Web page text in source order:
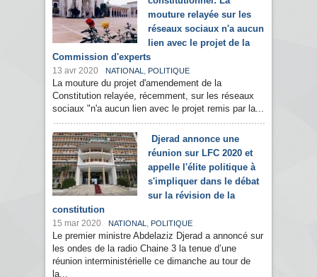
mouture relayée sur les
réseaux sociaux n'a aucun
lien avec le projet de la
Commission d'experts
13 avr 2020 NATIONAL , POLITIQUE
La mouture du projet d'amendement de la
Constitution relayée, récemment, sur les réseaux
sociaux "n'a aucun lien avec le projet remis par la...
Djerad annonce une
réunion sur LFC 2020 et
appelle l'élite politique à
s'impliquer dans le débat
sur la révision de la
constitution
15 mar 2020 NATIONAL , POLITIQUE
Le premier ministre Abdelaziz Djerad a annoncé sur
les ondes de la radio Chaine 3 la tenue d’une
réunion interministérielle ce dimanche au tour de
la...